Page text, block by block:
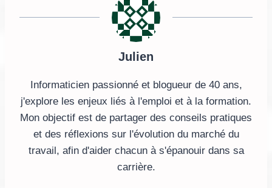
Julien
Informaticien passionné et blogueur de 40 ans,
j'explore les enjeux liés à l'emploi et à la formation.
Mon objectif est de partager des conseils pratiques
et des réflexions sur l'évolution du marché du
travail, afin d'aider chacun à s'épanouir dans sa
carrière.